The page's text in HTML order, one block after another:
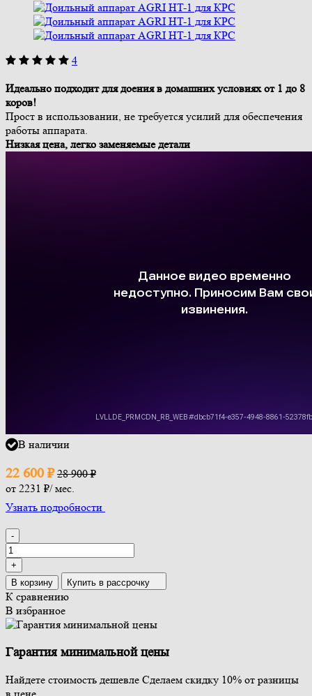
4
Идеально подходит для доения в домашних условиях от 1 до 8
коров!
Прост в использовании, не требуется усилий для обеспечения
работы аппарата.
Низкая цена, легко заменяемые детали
В наличии
22 600 ₽ 28 900₽
от 2231 ₽/ мес.
Узнать подробности
-
+
В корзину
Купить в рассрочку
К сравнению
В избранное
Гарантия минимальной цены
Найдете стоимость дешевле Сделаем скидку 10% от разницы